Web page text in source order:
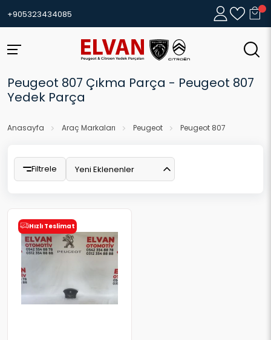
+905323434085
Peugeot 807 Çıkma Parça - Peugeot 807
Yedek Parça
Anasayfa Araç Markaları Peugeot Peugeot 807
Filtrele Yeni Eklenenler
Hızlı Teslimat